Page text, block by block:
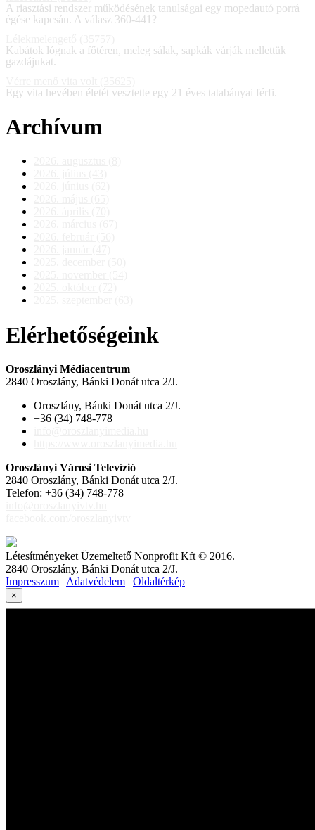
A riasztási rendszer működésének tanulságai egy mopedautó porrá
égése kapcsán. A válasz 360-441?
Kabátok lógnak a főtéren, meleg sálak, sapkák várják mellettük
gazdájukat.
Egy vita hevében életét vesztette egy 21 éves tatabányai férfi.
Archívum
Elérhetőségeink
Oroszlányi Médiacentrum
2840 Oroszlány, Bánki Donát utca 2/J.
Oroszlány, Bánki Donát utca 2/J.
+36 (34) 748-778
Oroszlányi Városi Televízió
2840 Oroszlány, Bánki Donát utca 2/J.
Telefon: +36 (34) 748-778
Létesítményeket Üzemeltető Nonprofit Kft © 2016.
2840 Oroszlány, Bánki Donát utca 2/J.
Impresszum | Adatvédelem | Oldaltérkép
×